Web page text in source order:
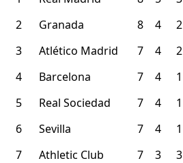
2
Granada 8 4 2
3
Atlético Madrid 7 4 2
4
Barcelona 7 4 1
5
Real Sociedad 7 4 1
6
Sevilla 7 4 1
7
Athletic Club 7 3 3